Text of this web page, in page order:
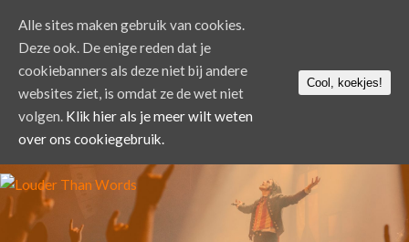
Alle sites maken gebruik van cookies.
Deze ook. De enige reden dat je
cookiebanners als deze niet bij andere
websites ziet, is omdat ze de wet niet
volgen. Klik hier als je meer wilt weten
over ons cookiegebruik.
Cool, koekjes!